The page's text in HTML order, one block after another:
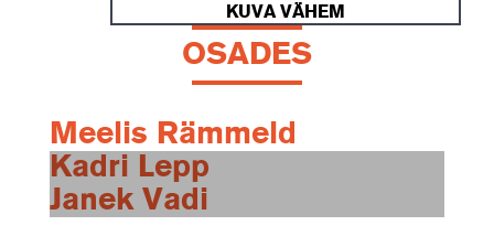
KUVA VÄHEM
OSADES
Meelis Rämmeld
Kadri Lepp
Janek Vadi